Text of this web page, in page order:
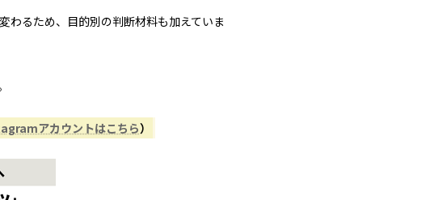
わるため、目的別の判断材料も加えていま
アカウントはこちら）